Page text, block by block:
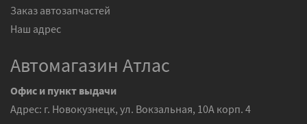
Заказ автозапчастей
Наш адрес
Автомагазин Атлас
Офис и пункт выдачи
Адрес: г. Новокузнецк, ул. Вокзальная, 10А корп. 4